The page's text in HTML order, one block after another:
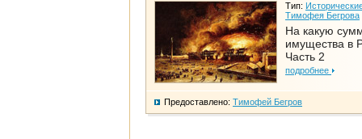
Тип:
Тимофея Бегрова
На какую
имущества в
Часть 2
подробнее
Предоставлено: Тимофей Бегров